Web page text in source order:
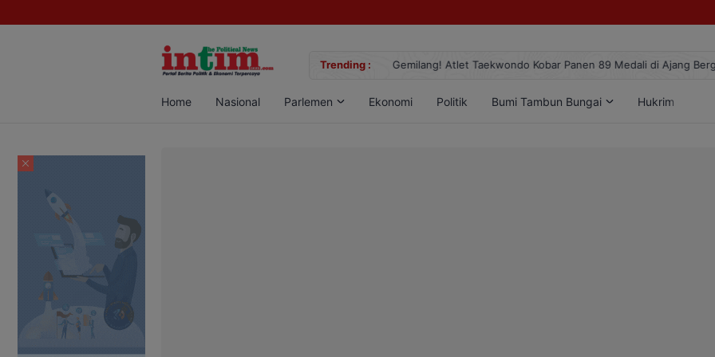
Trending :
Sabu di Pangkalan Bun, Dua Pelaku Diamankan Gemilang! Atlet Taekwondo Kobar Panen 89 Medali di Ajang
Home Nasional Parlemen Ekonomi Politik Bumi Tambun Bungai Hukrim